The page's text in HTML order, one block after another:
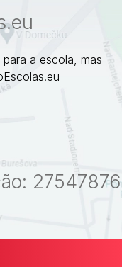
a escola, mas
27547876